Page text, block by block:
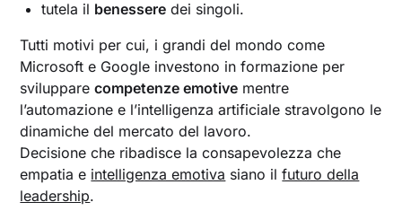
tutela il benessere dei singoli.
Tutti motivi per cui, i grandi del mondo come
Microsoft e Google investono in formazione per
svilupparecompetenze emotive mentre
l’automazione e l’intelligenza artificiale stravolgono le
dinamiche del mercato del lavoro.
Decisione che ribadisce la consapevolezza che
empatia e intelligenza emotiva siano ilfuturo della
leadership.